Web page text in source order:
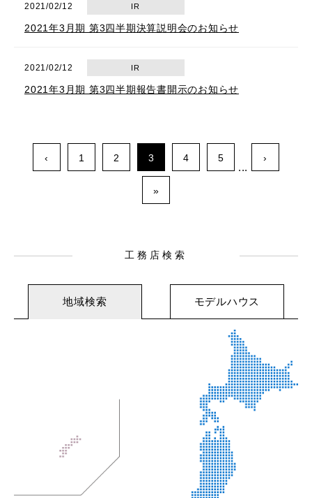
2021/02/12 IR
2021年3月期 第3四半期決算説明会のお知らせ
2021/02/12 IR
2021年3月期 第3四半期報告書開示のお知らせ
‹ 1 2 3 4 5
...
›
»
工務店検索
地域検索 モデルハウス